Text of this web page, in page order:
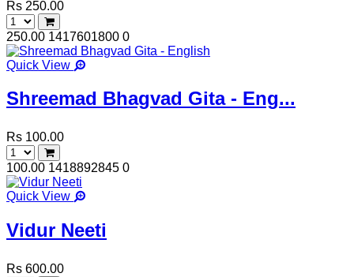
Rs 250.00
250.00 1417601800 0
Quick View
Shreemad Bhagvad Gita - Eng...
Rs 100.00
100.00 1418892845 0
Quick View
Vidur Neeti
Rs 600.00